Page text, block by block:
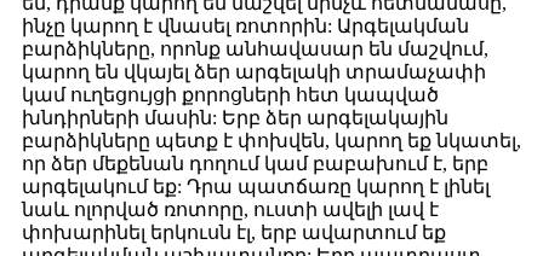
ինչը կարող է վնասել ռոտորին: Արգելակման
բարձիկները, որոնք անհավասար են մաշվում,
կարող են վկայել ձեր արգելակի տրամաչափի
կամ ուղեցույցի քորոցների հետ կապված
խնդիրների մասին: Երբ ձեր արգելակային
բարձիկները պետք է փոխվեն, կարող եք նկատել,
որ ձեր մեքենան դողում կամ բաբախում է, երբ
արգելակում եք: Դրա պատճառը կարող է լինել
նաև ոլորված ռոտորը, ուստի ավելի լավ է
փոխարինել երկուսն էլ, երբ ավարտում եք